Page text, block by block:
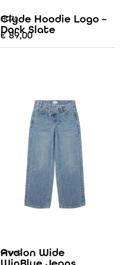
AO76
Clyde Hoodie Logo –
Dark Slate
€89,00
Grunt
Avalon Wide